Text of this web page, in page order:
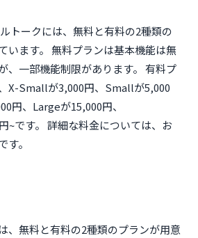
トークには、無料と有料の2種類の
います。 無料プランは基本機能は無
、一部機能制限があります。 有料プ
X-Smallが3,000円、Smallが5,000
円、Largeが15,000円、
~です。 詳細な料金については、お
す。
、無料と有料の2種類のプランが用意